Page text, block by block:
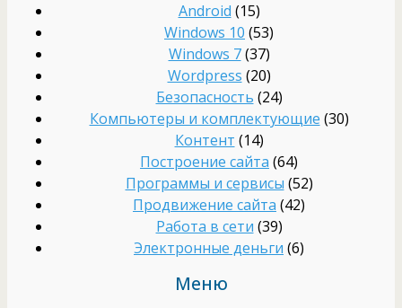
Android (15)
Windows 10 (53)
Windows 7(37)
Wordpress (20)
Безопасность (24)
Компьютеры и комплектующие (30)
Контент (14)
Построение сайта (64)
Программы и сервисы (52)
Продвижение сайта (42)
Работа в сети (39)
Электронные деньги (6)
Меню